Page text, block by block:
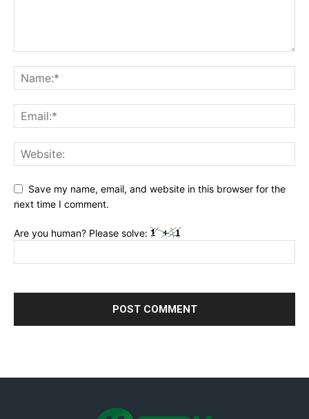
Save my name, email, and website in this browser for the
next time I comment.
Are you human? Please solve: